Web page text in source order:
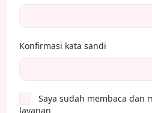
Konfirmasi kata sandi
Saya sudah membaca dan
layanan